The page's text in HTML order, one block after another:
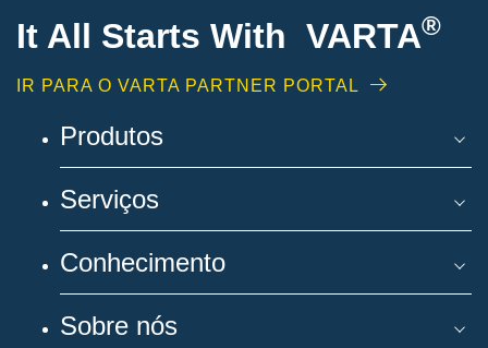
It All Starts With VARTA®
IR PARA O VARTA PARTNER PORTAL
Produtos
Serviços
Conhecimento
Sobre nós